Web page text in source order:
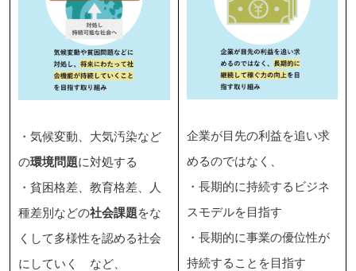
・気候変動、大気汚染など
の環境問題に対処する
・貧困格差、教育格差、人
種差別などの社会課題をな
くして多様性を認める社会
にしていく など、
企業が目先の利益を追い求
めるのではなく、
・長期的に持続するビジネ
スモデルを目指す
・長期的に事業の優位性が
持続することを目指す